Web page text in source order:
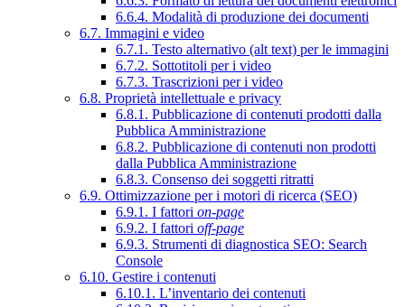
6.6.4. Modalità di produzione dei documenti
6.7. Immagini e video
6.7.1. Testo alternativo (alt text) per le immagini
6.7.2. Sottotitoli per i video
6.7.3. Trascrizioni per i video
6.8. Proprietà intellettuale e privacy
6.8.1. Pubblicazione di contenuti prodotti dalla
Pubblica Amministrazione
6.8.2. Pubblicazione di contenuti non prodotti
dalla Pubblica Amministrazione
6.8.3. Consenso dei soggetti ritratti
6.9. Ottimizzazione per i motori di ricerca (SEO)
6.9.1. I fattori on-page
6.9.2. I fattori off-page
6.9.3. Strumenti di diagnostica SEO: Search
Console
6.10. Gestire i contenuti
6.10.1. L’inventario dei contenuti